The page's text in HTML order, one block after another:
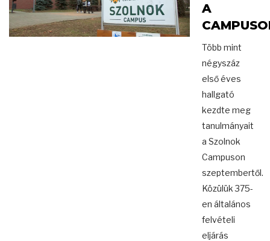
A
Több mint
négyszáz
első éves
hallgató
kezdte meg
tanulmányait
a Szolnok
Campuson
szeptembertől.
Közülük 375-
en általános
felvételi
eljárás